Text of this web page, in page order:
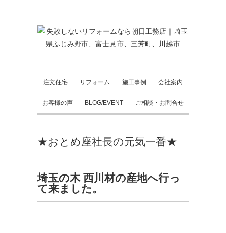
注文住宅 リフォーム 施工事例 会社案内
お客様の声 BLOG/EVENT ご相談・お問合せ
★おとめ座社長の元気一番★
埼玉の木 西川材の産地へ行っ
て来ました。